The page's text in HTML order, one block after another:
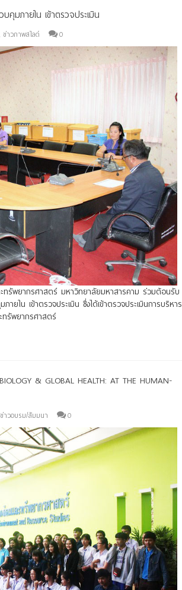
คุมภายใน เข้าตรวจประเมิน
ข่าวภาพสไลด์ 0
รัพยากรศาสตร์ มหาวิทยาลัยมหาสารคาม ร่วมต้อนรับ
ยใน เข้าตรวจประเมิน ซึ่งได้เข้าตรวจประเมินการบริหาร
รัพยากรศาสตร์
& GLOBAL HEALTH: AT THE HUMAN-
ข่าวอบรม/สัมมนา 0